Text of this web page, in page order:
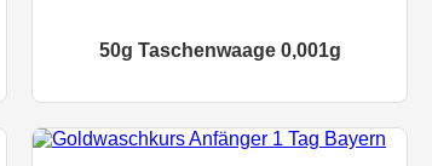
50g Taschenwaage 0,001g